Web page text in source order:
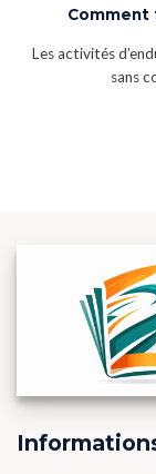
Comment
Les activités
sans